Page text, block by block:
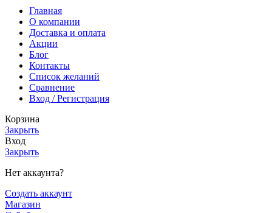
Главная
О компании
Доставка и оплата
Акции
Блог
Контакты
Список желаний
Сравнение
Вход / Регистрация
Корзина
Закрыть
Вход
Закрыть
Нет аккаунта?
Создать аккаунт
Магазин